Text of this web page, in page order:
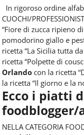
In rigoroso ordine
CUOCHI/
“Fiore di zucca ripieno
pomodorino giallo e
ricetta “La Sicilia tutta
ricetta “Polpette di
Orlando con la ricetta
la ricetta “Il giorno e la
Ecco i piatti
foodblogger/
NELLA CATEGORIA